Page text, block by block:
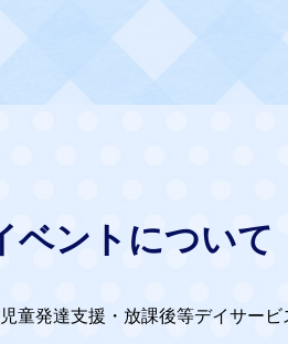
ベントについて
児童発達支援・放課後等デイサー